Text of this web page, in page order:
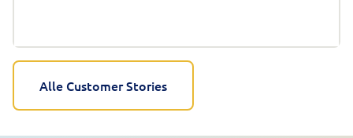
Alle Customer Stories